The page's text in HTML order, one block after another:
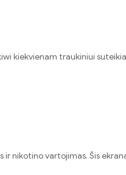
kiekvienam traukiniui
nikotino vartojimas. Šis